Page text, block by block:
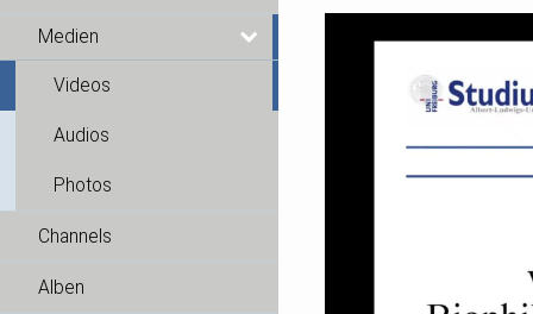
Medien
Videos
Audios
Photos
Channels
Alben